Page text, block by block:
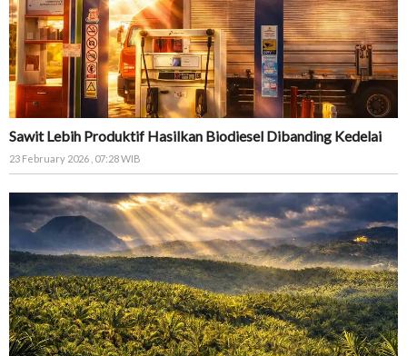
Sawit Lebih Produktif Hasilkan Biodiesel Dibanding Kedelai
23 February 2026 , 07:28 WIB